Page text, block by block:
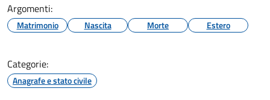
Argomenti:
Matrimonio Nascita Morte Estero
Categorie:
Anagrafe e stato civile